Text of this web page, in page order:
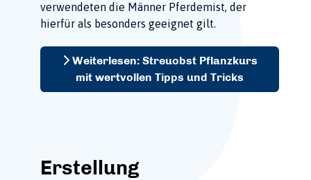
verwendeten die Männer Pferdemist, der
hierfür als besonders geeignet gilt.
Weiterlesen: Streuobst Pflanzkurs
mit wertvollen Tipps und Tricks
Erstellung